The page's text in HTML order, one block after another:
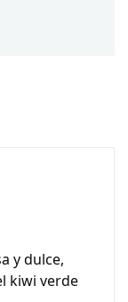
y dulce,
kiwi verde